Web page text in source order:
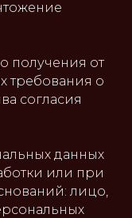
получения от
требования о
согласия
данных
или при
лицо,